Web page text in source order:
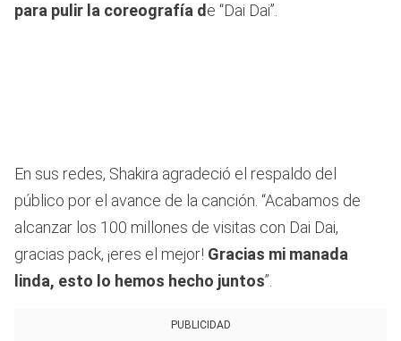
para pulir la coreografía de “Dai Dai”.
En sus redes, Shakira agradeció el respaldo del
público por el avance de la canción. “Acabamos de
alcanzar los 100 millones de visitas con Dai Dai,
gracias pack, ¡eres el mejor! Gracias mi manada
linda, esto lo hemos hecho juntos”.
PUBLICIDAD